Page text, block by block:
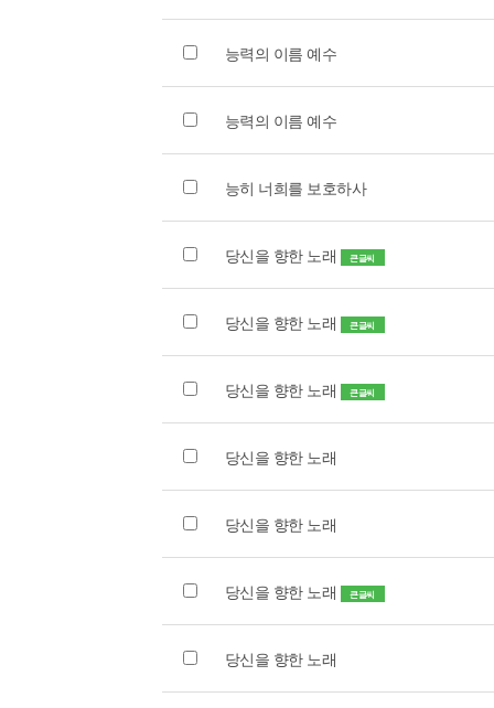
능력의 이름 예수
능력의 이름 예수
능히 너희를 보호하사
당신을 향한 노래 큰글씨
당신을 향한 노래 큰글씨
당신을 향한 노래 큰글씨
당신을 향한 노래
당신을 향한 노래
당신을 향한 노래 큰글씨
당신을 향한 노래